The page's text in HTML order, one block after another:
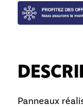
Panneaux